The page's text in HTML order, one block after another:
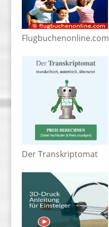
Flugbuchenonline.com
Der Transkriptomat